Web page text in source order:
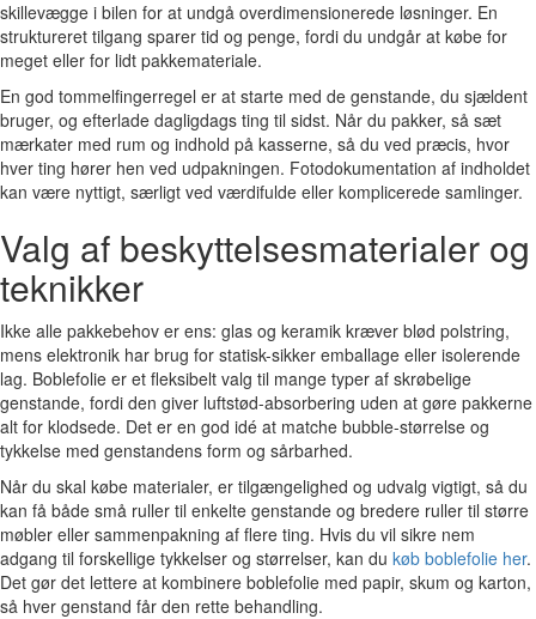
skillevægge i bilen for at undgå overdimensionerede løsninger. En
struktureret tilgang sparer tid og penge, fordi du undgår at købe for
meget eller for lidt pakkemateriale.
En god tommelfingerregel er at starte med de genstande, du sjældent
bruger, og efterlade dagligdags ting til sidst. Når du pakker, så sæt
mærkater med rum og indhold på kasserne, så du ved præcis, hvor
hver ting hører hen ved udpakningen. Fotodokumentation af indholdet
kan være nyttigt, særligt ved værdifulde eller komplicerede samlinger.
Valg af beskyttelsesmaterialer og
teknikker
Ikke alle pakkebehov er ens: glas og keramik kræver blød polstring,
mens elektronik har brug for statisk-sikker emballage eller isolerende
lag. Boblefolie er et fleksibelt valg til mange typer af skrøbelige
genstande, fordi den giver luftstød-absorbering uden at gøre pakkerne
alt for klodsede. Det er en god idé at matche bubble-størrelse og
tykkelse med genstandens form og sårbarhed.
Når du skal købe materialer, er tilgængelighed og udvalg vigtigt, så du
kan få både små ruller til enkelte genstande og bredere ruller til større
møbler eller sammenpakning af flere ting. Hvis du vil sikre nem
adgang til forskellige tykkelser og størrelser, kan du køb boblefolie her.
Det gør det lettere at kombinere boblefolie med papir, skum og karton,
så hver genstand får den rette behandling.